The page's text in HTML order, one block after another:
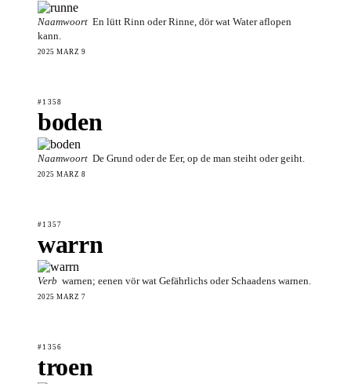
Naamwoort En lütt Rinn oder Rinne, dör wat Water aflopen
kann.
2025 MÄRZ 9
#1358
boden
Naamwoort De Grund oder de Eer, op de man steiht oder geiht.
2025 MÄRZ 8
#1357
warrn
Verb warnen; eenen vör wat Gefährlichs oder Schaadens warnen.
2025 MÄRZ 7
#1356
troen